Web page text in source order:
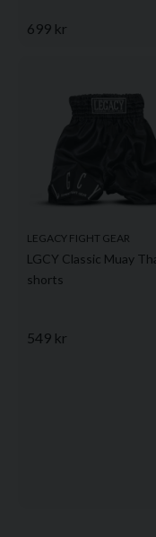
699 kr
LEGACY FIGHT GEAR
LGCY Classic Muay
shorts
549 kr